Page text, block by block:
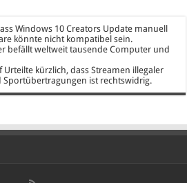
Windows 10 Creators Update manuell
könnte nicht kompatibel sein.
befällt weltweit tausende Computer und
kürzlich, dass Streamen illegaler
Sportübertragungen ist rechtswidrig.